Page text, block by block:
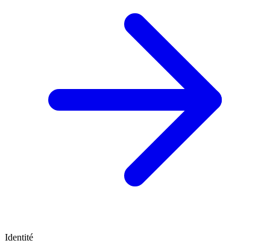
Identité